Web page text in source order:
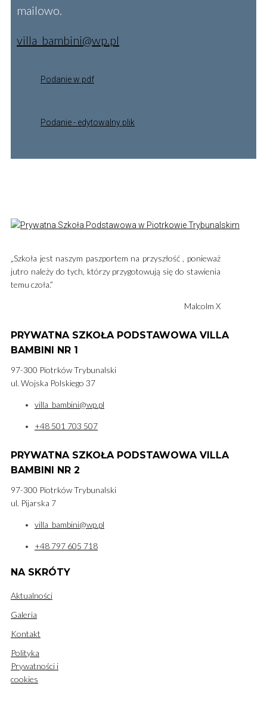
mailowo.
villa_bambini@wp.pl
Podanie w pdf
Podanie - edytowalny plik
„Szkoła jest naszym paszportem na przyszłość , ponieważ
jutro należy do tych, którzy przygotowują się do stawienia
temu czoła.”
Malcolm X
PRYWATNA SZKOŁA PODSTAWOWA VILLA
BAMBINI NR 1
97-300 Piotrków Trybunalski
ul. Wojska Polskiego 37
villa_bambini@wp.pl
+48 501 703 507
PRYWATNA SZKOŁA PODSTAWOWA VILLA
BAMBINI NR 2
97-300 Piotrków Trybunalski
ul. Pijarska 7
villa_bambini@wp.pl
+48 797 605 718
NA SKRÓTY
Aktualności
Galeria
Kontakt
Polityka
Prywatności i
cookies